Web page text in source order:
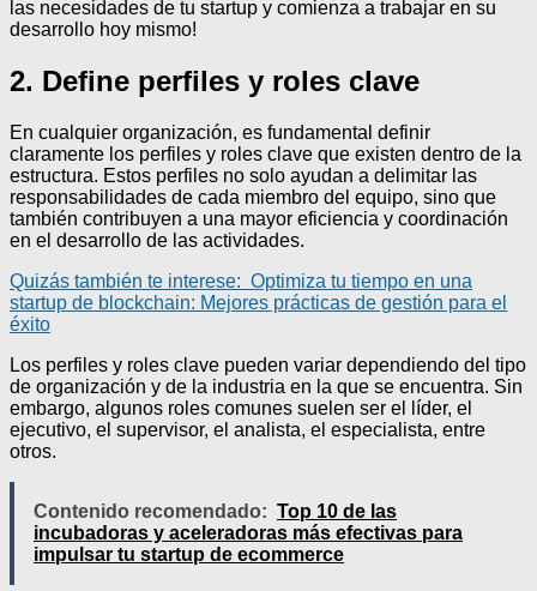
las necesidades de tu startup y comienza a trabajar en su
desarrollo hoy mismo!
2. Define perfiles y roles clave
En cualquier organización, es fundamental definir
claramente los perfiles y roles clave que existen dentro de la
estructura. Estos perfiles no solo ayudan a delimitar las
responsabilidades de cada miembro del equipo, sino que
también contribuyen a una mayor eficiencia y coordinación
en el desarrollo de las actividades.
Quizás también te interese: Optimiza tu tiempo en una
startup de blockchain: Mejores prácticas de gestión para el
éxito
Los perfiles y roles clave pueden variar dependiendo del tipo
de organización y de la industria en la que se encuentra. Sin
embargo, algunos roles comunes suelen ser el líder, el
ejecutivo, el supervisor, el analista, el especialista, entre
otros.
Contenido recomendado: Top 10 de las
incubadoras y aceleradoras más efectivas para
impulsar tu startup de ecommerce